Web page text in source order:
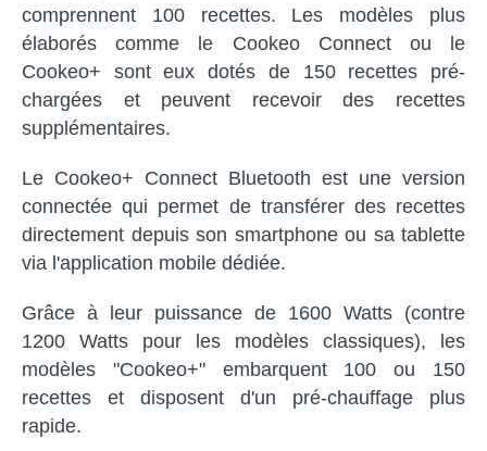
comprennent 100 recettes. Les modèles plus
élaborés comme le Cookeo Connect ou le
Cookeo+ sont eux dotés de 150 recettes pré-
chargées et peuvent recevoir des recettes
supplémentaires.
Le Cookeo+ Connect Bluetooth est une version
connectée qui permet de transférer des recettes
directement depuis son smartphone ou sa tablette
via l'application mobile dédiée.
Grâce à leur puissance de 1600 Watts (contre
1200 Watts pour les modèles classiques), les
modèles "Cookeo+" embarquent 100 ou 150
recettes et disposent d'un pré-chauffage plus
rapide.